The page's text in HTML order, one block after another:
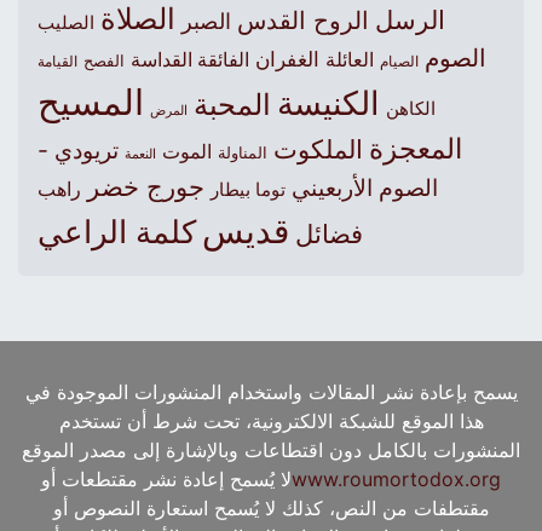
الرسل الروح القدس الصبر الصلاة الصليب
الصوم الصيام العائلة الغفران الفائقة القداسة الفصح القيامة
الكاهن الكنيسةالمحبة المرض المسيح
المعجزة الملكوت المناولة الموت النعمة تريودي -
الصوم الأربعيني توما بيطار جورج خضر راهب
فضائل قديس كلمة الراعي
يسمح بإعادة نشر المقالات واستخدام المنشورات الموجودة في
هذا الموقع للشبكة الالكترونية، تحت شرط أن تستخدم
المنشورات بالكامل دون اقتطاعات وبالإشارة إلى مصدر الموقع
www.roumortodox.orgلا يُسمح إعادة نشر مقتطعات أو
مقتطفات من النص، كذلك لا يُسمح استعارة النصوص أو